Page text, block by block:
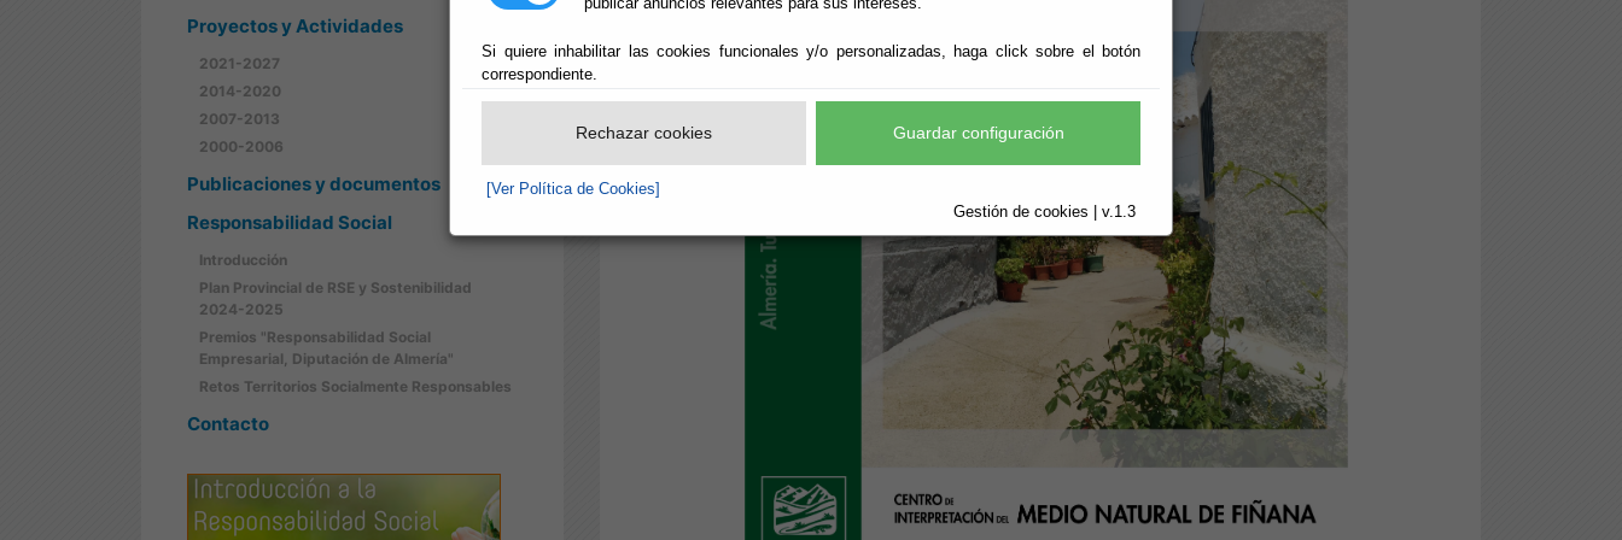
Si quiere inhabilitar las cookies funcionales y/o personalizadas, haga click sobre el botón
correspondiente.
Rechazar cookies Guardar configuración
[Ver Política de Cookies]
Gestión de cookies | v.1.3
Proyectos y Actividades
2021-2027
2014-2020
2007-2013
2000-2006
Publicaciones y documentos
Responsabilidad Social
Introducción
Plan Provincial de RSE y Sostenibilidad
2024-2025
Premios "Responsabilidad Social
Empresarial, Diputación de Almería"
Retos Territorios Socialmente Responsables
Contacto